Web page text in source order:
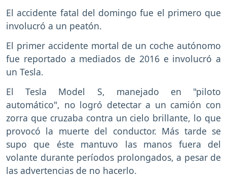
El accidente fatal del domingo fue el primero que
involucró a un peatón.
El primer accidente mortal de un coche autónomo
fue reportado a mediados de 2016 e involucró a
un Tesla.
El Tesla Model S, manejado en "piloto
automático", no logró detectar a un camión con
zorra que cruzaba contra un cielo brillante, lo que
provocó la muerte del conductor. Más tarde se
supo que éste mantuvo las manos fuera del
volante durante períodos prolongados, a pesar de
las advertencias de no hacerlo.